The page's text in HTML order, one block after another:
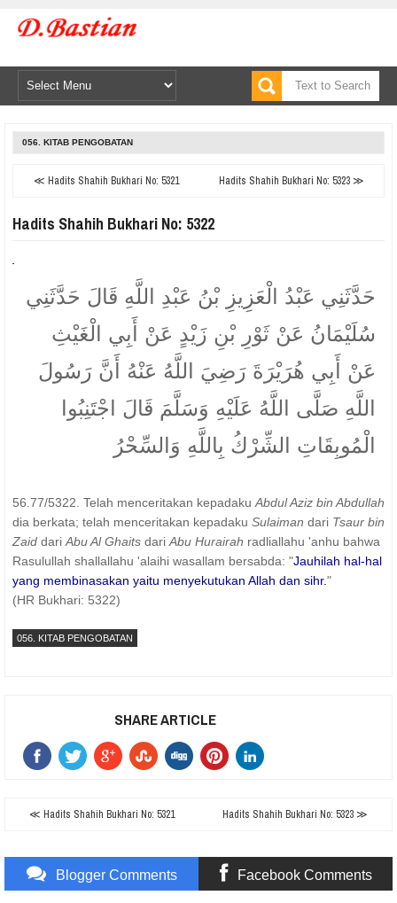
056. KITAB PENGOBATAN
≪ Hadits Shahih Bukhari No: 5321 Hadits Shahih Bukhari No: 5323 ≫
Hadits Shahih Bukhari No: 5322
حَدَّثَنِي عَبْدُ الْعَزِيزِ بْنُ عَبْدِ اللَّهِ قَالَ حَدَّثَنِي
سُلَيْمَانُ عَنْ ثَوْرِ بْنِ زَيْدٍ عَنْ أَبِي الْغَيْثِ
عَنْ أَبِي هُرَيْرَةَ رَضِيَ اللَّهُ عَنْهُ أَنَّ رَسُولَ
اللَّهِ صَلَّى اللَّهُ عَلَيْهِ وَسَلَّمَ قَالَ اجْتَنِبُوا
الْمُوبِقَاتِ الشِّرْكُ بِاللَّهِ وَالسِّحْرُ
56.77/5322. Telah menceritakan kepadaku Abdul Aziz bin Abdullah
dia berkata; telah menceritakan kepadaku Sulaiman dari Tsaur bin
Zaid dari Abu Al Ghaits dari Abu Hurairah radliallahu 'anhu bahwa
Rasulullah shallallahu 'alaihi wasallam bersabda: "Jauhilah hal-hal
yang membinasakan yaitu menyekutukan Allah dan sihr."
(HR Bukhari: 5322)
056. KITAB PENGOBATAN
SHARE ARTICLE
≪ Hadits Shahih Bukhari No: 5321 Hadits Shahih Bukhari No: 5323 ≫
Blogger Comments Facebook Comments